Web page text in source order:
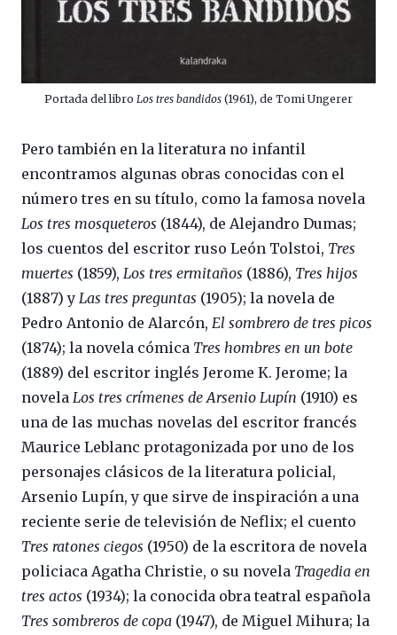
Portada del libro Los tres bandidos (1961), de Tomi Ungerer
Pero también en la literatura no infantil
encontramos algunas obras conocidas con el
número tres en su título, como la famosa novela
Los tres mosqueteros (1844), de Alejandro Dumas;
los cuentos del escritor ruso León Tolstoi, Tres
muertes (1859), Los tres ermitaños (1886), Tres hijos
(1887) y Las tres preguntas (1905); la novela de
Pedro Antonio de Alarcón, El sombrero de tres picos
(1874); la novela cómica Tres hombres en un bote
(1889) del escritor inglés Jerome K. Jerome; la
novela Los tres crímenes de Arsenio Lupín (1910) es
una de las muchas novelas del escritor francés
Maurice Leblanc protagonizada por uno de los
personajes clásicos de la literatura policial,
Arsenio Lupín, y que sirve de inspiración a una
reciente serie de televisión de Neflix; el cuento
Tres ratones ciegos (1950) de la escritora de novela
policiaca Agatha Christie, o su novela Tragedia en
tres actos (1934); la conocida obra teatral española
Tres sombreros de copa (1947), de Miguel Mihura; la